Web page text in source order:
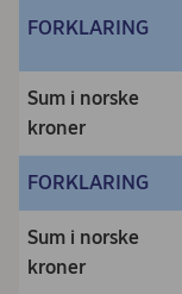
FORKLARING
Sum i norske
kroner
FORKLARING
Sum i norske
kroner